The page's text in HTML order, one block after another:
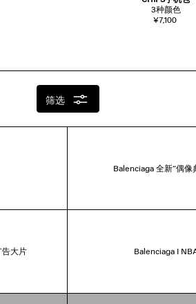
3种颜色
¥7,100
筛选
Balenciaga 全新“偶像
告大片 Balenciaga I